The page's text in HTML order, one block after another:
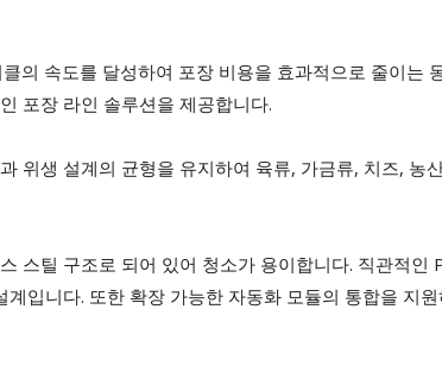
의 속도를 달성하여 포장 비용을 효과적으로 줄이는
포장 라인 솔루션을 제공합니다.
위생 설계의 균형을 유지하여 육류, 가금류, 치즈,
스틸 구조로 되어 있어 청소가 용이합니다. 직관적
입니다. 또한 확장 가능한 자동화 모듈의 통합을 지